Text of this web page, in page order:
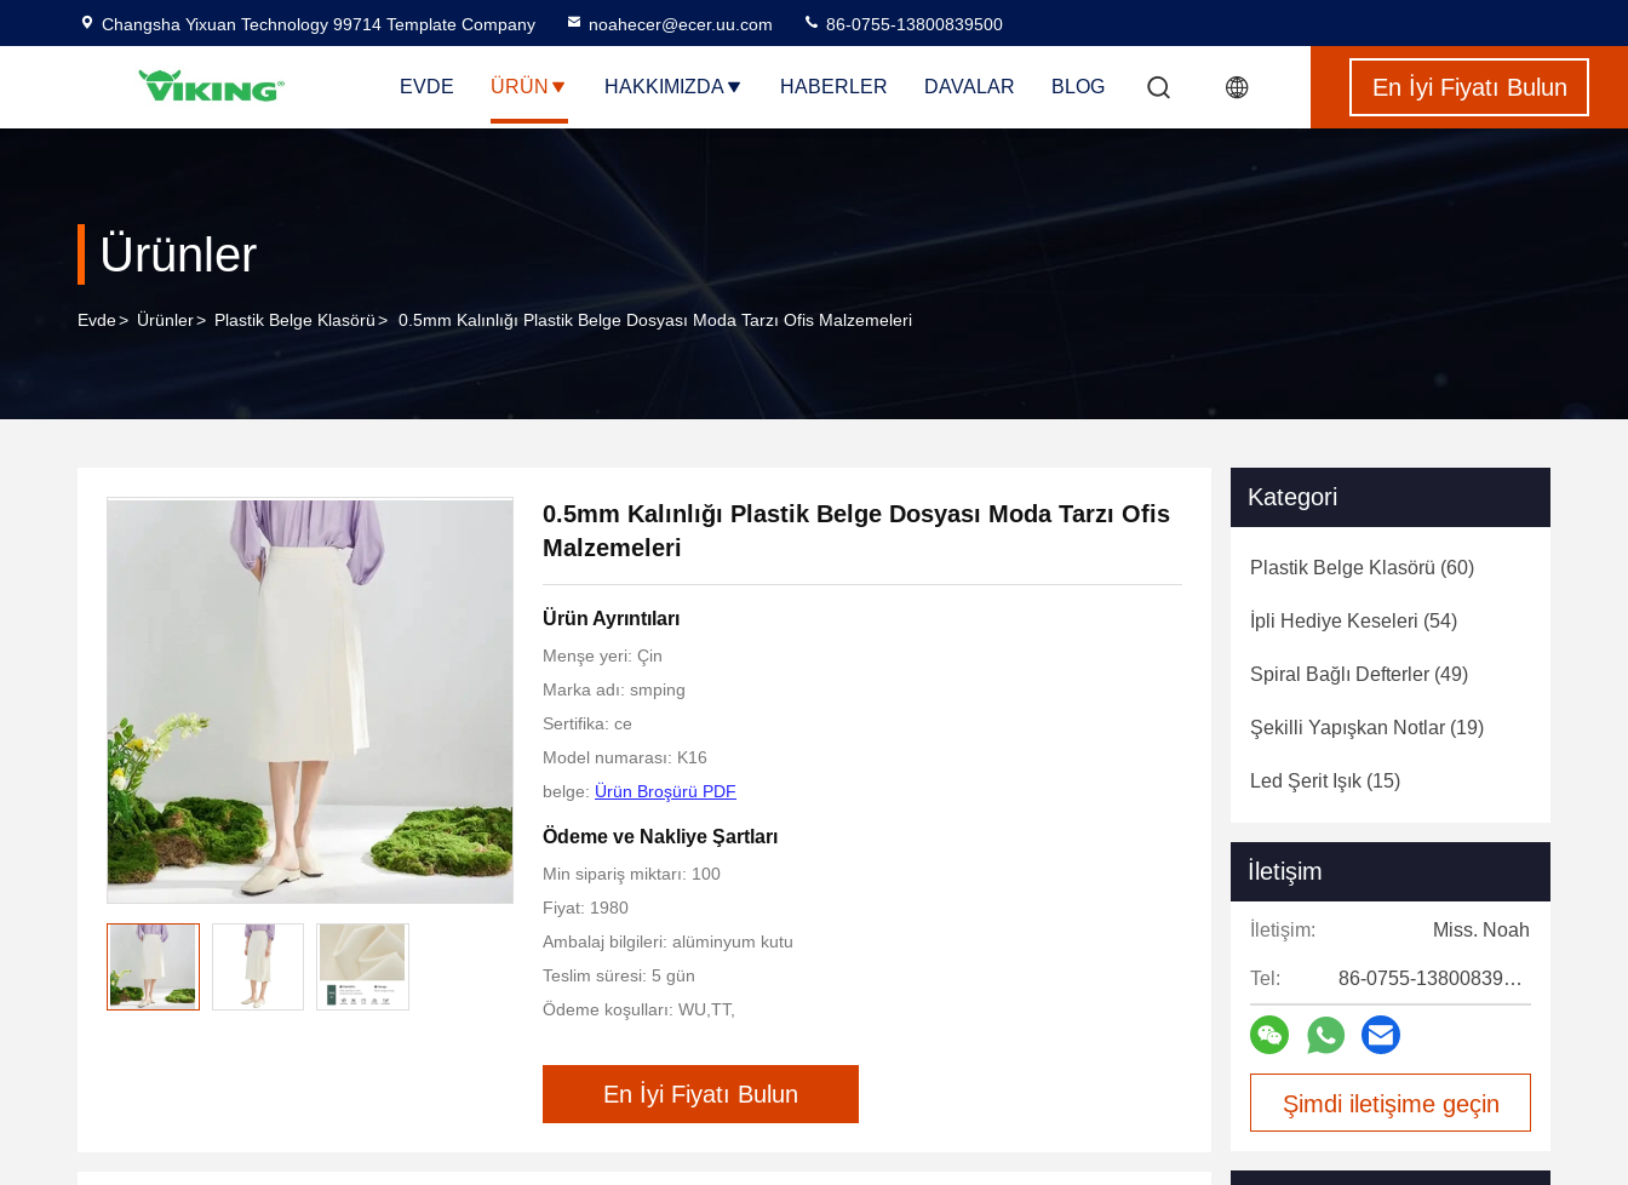
Changsha Yixuan Technology 99714 Template Company noahecer@ecer.uu.com 86-0755-13800839500
EVDE ÜRÜN HAKKIMIZDA HABERLER DAVALAR BLOG En İyi Fiyatı Bulun
Ürünler
Evde> Ürünler> Plastik Belge Klasörü> 0.5mm Kalınlığı Plastik Belge Dosyası Moda Tarzı Ofis Malzemeleri
0.5mm Kalınlığı Plastik Belge Dosyası Moda Tarzı Ofis
Malzemeleri
Ürün Ayrıntıları
Menşe yeri: Çin
Marka adı: smping
Sertifika: ce
Model numarası: K16
belge: Ürün Broşürü PDF
Ödeme ve Nakliye Şartları
Min sipariş miktarı: 100
Fiyat: 1980
Ambalaj bilgileri: alüminyum kutu
Teslim süresi: 5 gün
Ödeme koşulları: WU,TT,
En İyi Fiyatı Bulun
Kategori
Plastik Belge Klasörü (60)
İpli Hediye Keseleri (54)
Spiral Bağlı Defterler (49)
Şekilli Yapışkan Notlar (19)
Led Şerit Işık (15)
İletişim
İletişim: Miss. Noah
Tel: 86-0755-13800839500
Şimdi iletişime geçin